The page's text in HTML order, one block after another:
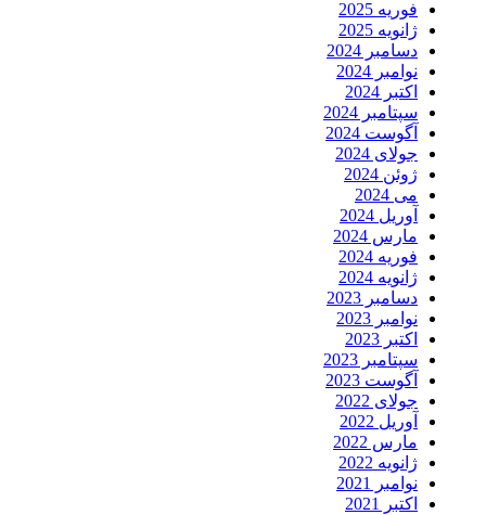
فوریه 2025
ژانویه 2025
دسامبر 2024
نوامبر 2024
اکتبر 2024
سپتامبر 2024
آگوست 2024
جولای 2024
ژوئن 2024
می 2024
آوریل 2024
مارس 2024
فوریه 2024
ژانویه 2024
دسامبر 2023
نوامبر 2023
اکتبر 2023
سپتامبر 2023
آگوست 2023
جولای 2022
آوریل 2022
مارس 2022
ژانویه 2022
نوامبر 2021
اکتبر 2021